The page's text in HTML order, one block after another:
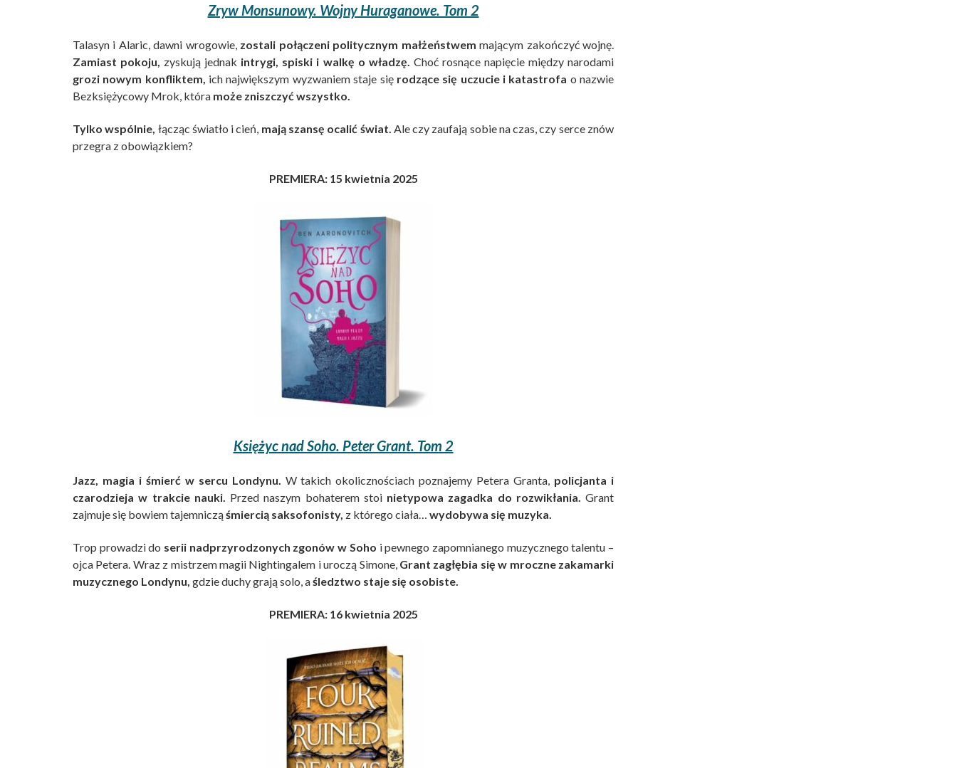
Zryw Monsunowy. Wojny Huraganowe. Tom 2
Talasyn i Alaric, dawni wrogowie, zostali połączeni politycznym małżeństwem mającym zakończyć wojnę.
Zamiast pokoju, zyskują jednak intrygi, spiski i walkę o władzę. Choć rosnące napięcie między narodami
grozi nowym konfliktem, ich największym wyzwaniem staje się rodzące się uczucie i katastrofa o nazwie
Bezksiężycowy Mrok, która może zniszczyć wszystko.
Tylko wspólnie, łącząc światło i cień, mają szansę ocalić świat. Ale czy zaufają sobie na czas, czy serce znów
przegra z obowiązkiem?
PREMIERA: 15 kwietnia 2025
Księżyc nad Soho. Peter Grant. Tom 2
Jazz, magia i śmierć w sercu Londynu. W takich okolicznościach poznajemy Petera Granta, policjanta i
czarodzieja w trakcie nauki. Przed naszym bohaterem stoinietypowa zagadka do rozwikłania. Grant
zajmuje się bowiem tajemnicząśmiercią saksofonisty, z którego ciała… wydobywa się muzyka.
Trop prowadzi do serii nadprzyrodzonych zgonów w Soho i pewnego zapomnianego muzycznego talentu –
ojca Petera. Wraz z mistrzem magii Nightingalem i uroczą Simone, Grant zagłębia się w mroczne zakamarki
muzycznego Londynu, gdzie duchy grają solo, aśledztwo staje się osobiste.
PREMIERA: 16 kwietnia 2025